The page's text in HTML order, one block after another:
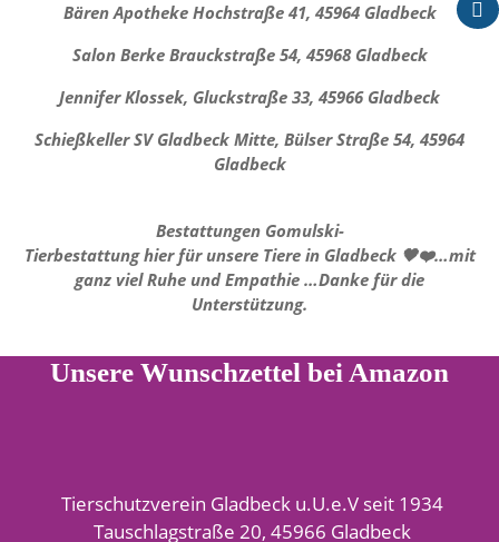
Bären Apotheke Hochstraße 41, 45964 Gladbeck
Salon Berke Brauckstraße 54, 45968 Gladbeck
Jennifer Klossek, Gluckstraße 33, 45966 Gladbeck
Schießkeller SV Gladbeck Mitte, Bülser Straße 54, 45964
Gladbeck
Bestattungen Gomulski-
Tierbestattung hier für unsere Tiere in Gladbeck 🖤❤️…mit
ganz viel Ruhe und Empathie …Danke für die
Unterstützung.
Unsere Wunschzettel bei Amazon
Tierschutzverein Gladbeck u.U.e.V seit 1934
Tauschlagstraße 20, 45966 Gladbeck